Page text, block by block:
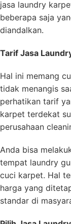
jasa laundry
beberapa saja
diandalkan.
Tarif Jasa
Hal ini memang
tidak menangis
perhatikan tarif
karpet terdekat
perusahaan
Anda bisa
tempat laundry
cuci karpet. Hal
harga yang
standar di